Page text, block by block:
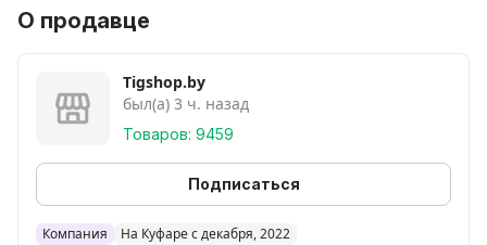
О продавце
Tigshop.by
был(а) 3 ч. назад
Товаров: 9459
Подписаться
Компания
На Куфаре с декабря, 2022